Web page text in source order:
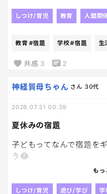
じゃないかなぁ～って思
2日後に
毎日荷物開けないパター
良いんだけどね！！
なんでも再確認は大事！！
しつけ/育児 教育 人間関
教育 #宿題 学校#宿題 生
共感 3 2
夏休みの宿題
神経質母ちゃん さん 30代
2026.07.31 00:39
子どもってなんで宿題を
う😂
思うんだけど、
もっ
しつけ/育児 遊び/学び 学